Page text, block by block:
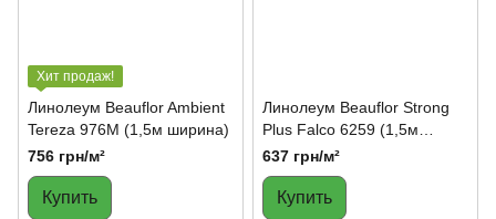
Хит продаж!
Линолеум Beauflor Ambient
Tereza 976M (1,5м ширина)
756 грн/м²
Купить
Линолеум Beauflor Strong
Plus Falco 6259 (1,5м
ширина)
637 грн/м²
Купить